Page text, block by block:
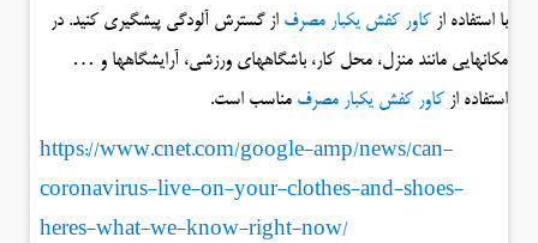
با استفاده از کاور کفش یکبار مصرف از گسترش آلودگی پیشگیری کنید. در
مکانهایی مانند منزل، محل کار، باشگاههای ورزشی، آرایشگاهها و …
استفاده از کاور کفش یکبار مصرف مناسب است.
https://www.cnet.com/google-amp/news/can-
coronavirus-live-on-your-clothes-and-shoes-
heres-what-we-know-right-now/